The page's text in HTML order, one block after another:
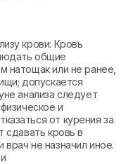
крови: Кровь
общие
натощак или не ранее,
допускается
анализа следует
и
от курения за
сдавать кровь в
не назначил иное.